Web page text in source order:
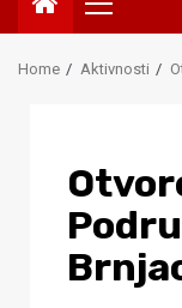
Primary
Menu
Home Aktivnosti